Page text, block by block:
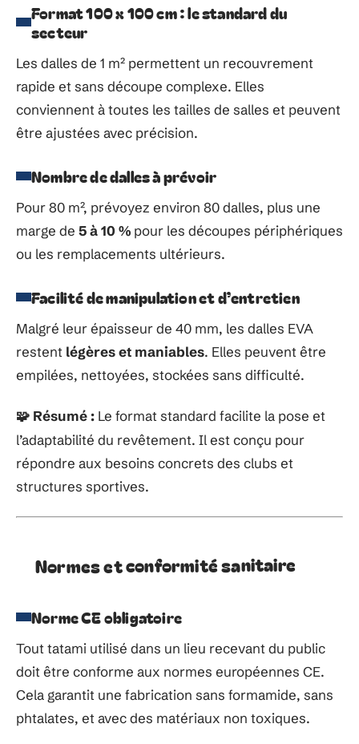
Format 100 x 100 cm : le standard du
secteur
Les dalles de 1 m² permettent un recouvrement
rapide et sans découpe complexe. Elles
conviennent à toutes les tailles de salles et peuvent
être ajustées avec précision.
Nombre de dalles à prévoir
Pour 80 m², prévoyez environ 80 dalles, plus une
marge de 5 à 10 % pour les découpes périphériques
ou les remplacements ultérieurs.
Facilité de manipulation et d’entretien
Malgré leur épaisseur de 40 mm, les dalles EVA
restent légères et maniables. Elles peuvent être
empilées, nettoyées, stockées sans difficulté.
🧩 Résumé : Le format standard facilite la pose et
l’adaptabilité du revêtement. Il est conçu pour
répondre aux besoins concrets des clubs et
structures sportives.
Normes et conformité sanitaire
Norme CE obligatoire
Tout tatami utilisé dans un lieu recevant du public
doit être conforme aux normes européennes CE.
Cela garantit une fabrication sans formamide, sans
phtalates, et avec des matériaux non toxiques.